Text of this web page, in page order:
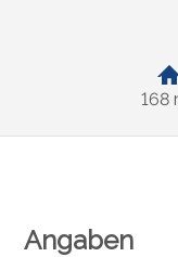
168
Angaben